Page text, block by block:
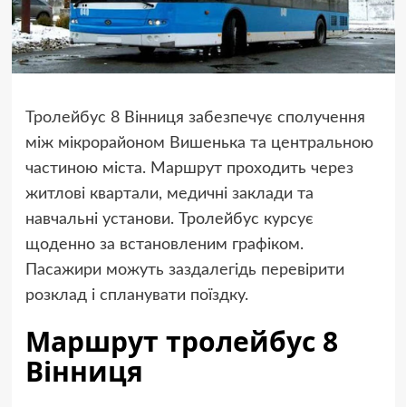
Тролейбус 8 Вінниця забезпечує сполучення
між мікрорайоном Вишенька та центральною
частиною міста. Маршрут проходить через
житлові квартали, медичні заклади та
навчальні установи. Тролейбус курсує
щоденно за встановленим графіком.
Пасажири можуть заздалегідь перевірити
розклад і спланувати поїздку.
Маршрут тролейбус 8
Вінниця